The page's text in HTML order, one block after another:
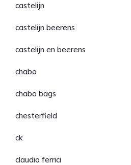
castelijn
castelijn beerens
castelijn en beerens
chabo
chabo bags
chesterfield
ck
claudio ferrici